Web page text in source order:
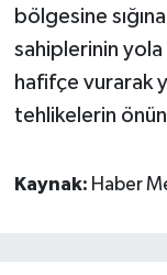
bölgesine
sahiplerinin
hafifçe vurarak
tehlikelerin
Kaynak: Haber